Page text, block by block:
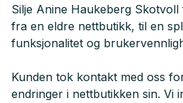
Silje Anine Haukeberg
fra en eldre nettbutikk, til en
funksjonalitet og
Kunden tok kontakt med oss
endringer i nettbutikken sin. Vi